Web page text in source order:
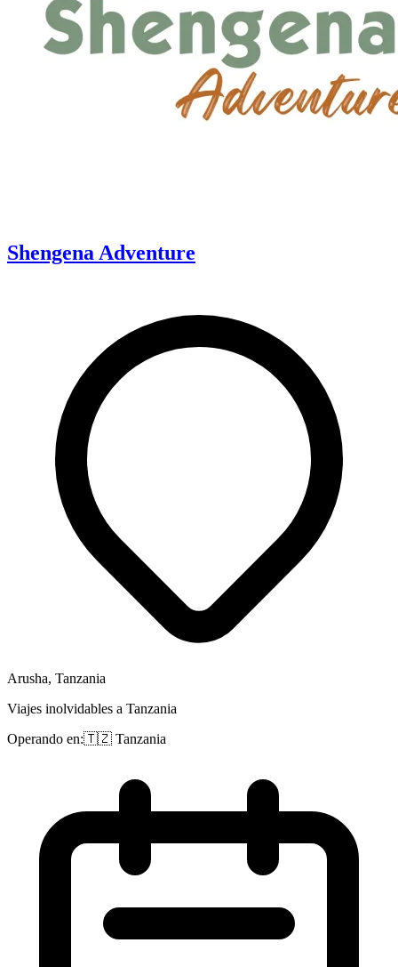
Shengena Adventure
Arusha, Tanzania
Viajes inolvidables a Tanzania
Operando en:🇹🇿 Tanzania